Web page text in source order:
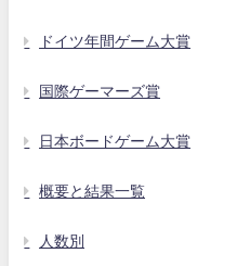
ドイツ年間ゲーム大賞
国際ゲーマーズ賞
日本ボードゲーム大賞
概要と結果一覧
人数別